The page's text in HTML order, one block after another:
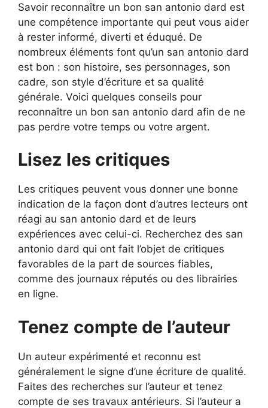
Savoir reconnaître un bon san antonio dard est
une compétence importante qui peut vous aider
à rester informé, diverti et éduqué. De
nombreux éléments font qu’un san antonio dard
est bon : son histoire, ses personnages, son
cadre, son style d’écriture et sa qualité
générale. Voici quelques conseils pour
reconnaître un bon san antonio dard afin de ne
pas perdre votre temps ou votre argent.
Lisez les critiques
Les critiques peuvent vous donner une bonne
indication de la façon dont d’autres lecteurs ont
réagi au san antonio dard et de leurs
expériences avec celui-ci. Recherchez des san
antonio dard qui ont fait l’objet de critiques
favorables de la part de sources fiables,
comme des journaux réputés ou des librairies
en ligne.
Tenez compte de l’auteur
Un auteur expérimenté et reconnu est
généralement le signe d’une écriture de qualité.
Faites des recherches sur l’auteur et tenez
compte de ses travaux antérieurs. Si l’auteur a